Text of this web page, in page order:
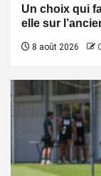
Un choix qui
elle sur
8 août 2026